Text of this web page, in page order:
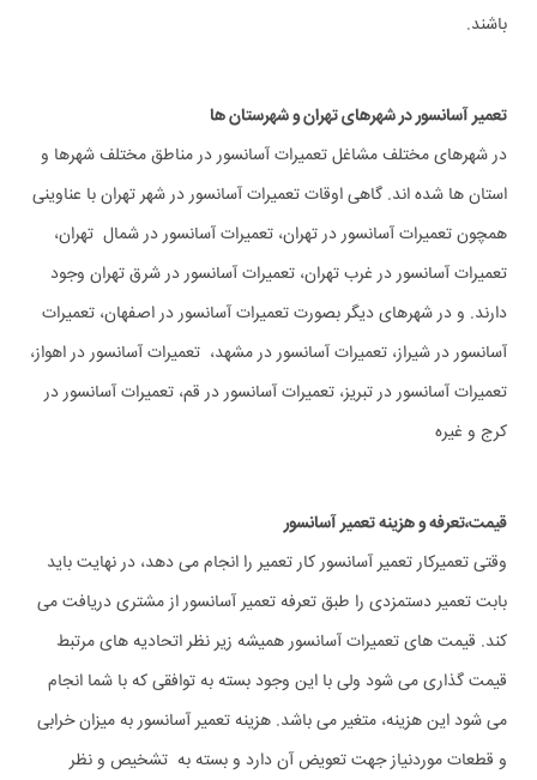
باشند.
تعمیر آسانسور در شهرهای تهران و شهرستان ها
در شهرهای مختلف مشاغل تعمیرات آسانسور در مناطق مختلف شهرها و
استان ها شده اند. گاهی اوقات تعمیرات آسانسور در شهر تهران با عناوینی
همچون تعمیرات آسانسور در تهران، تعمیرات آسانسور در شمال تهران،
تعمیرات آسانسور در غرب تهران، تعمیرات آسانسور در شرق تهران وجود
دارند. و در شهرهای دیگر بصورت تعمیرات آسانسور در اصفهان، تعمیرات
آسانسور در شیراز، تعمیرات آسانسور در مشهد، تعمیرات آسانسور در اهواز،
تعمیرات آسانسور در تبریز، تعمیرات آسانسور در قم، تعمیرات آسانسور در
کرج و غیره
قیمت،تعرفه و هزینه تعمیر آسانسور
وقتی تعمیرکار تعمیر آسانسور کار تعمیر را انجام می دهد، در نهایت باید
بابت تعمیر دستمزدی را طبق تعرفه تعمیر آسانسور از مشتری دریافت می
کند. قیمت های تعمیرات آسانسور همیشه زیر نظر اتحادیه های مرتبط
قیمت گذاری می شود ولی با این وجود بسته به توافقی که با شما انجام
می شود این هزینه، متغیر می باشد. هزینه تعمیر آسانسور به میزان خرابی
و قطعات موردنیاز جهت تعویض آن دارد و بسته به تشخیص و نظر